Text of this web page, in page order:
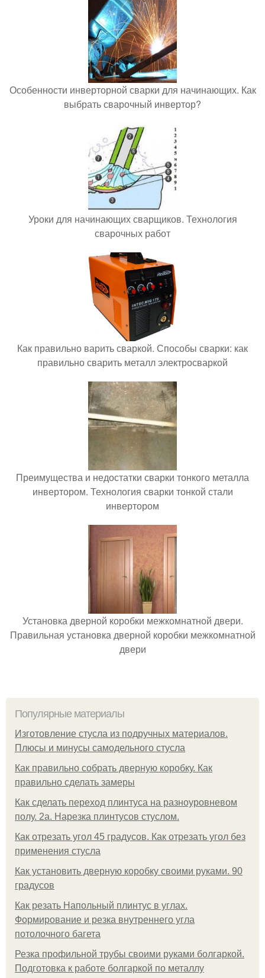
Особенности инверторной сварки для начинающих. Как
выбрать сварочный инвертор?
Уроки для начинающих сварщиков. Технология
сварочных работ
Как правильно варить сваркой. Способы сварки: как
правильно сварить металл электросваркой
Преимущества и недостатки сварки тонкого металла
инвертором. Технология сварки тонкой стали
инвертором
Установка дверной коробки межкомнатной двери.
Правильная установка дверной коробки межкомнатной
двери
Популярные материалы
Изготовление стусла из подручных материалов.
Плюсы и минусы самодельного стусла
Как правильно собрать дверную коробку. Как
правильно сделать замеры
Как сделать переход плинтуса на разноуровневом
полу. 2а. Нарезка плинтусов стуслом.
Как отрезать угол 45 градусов. Как отрезать угол без
применения стусла
Как установить дверную коробку своими руками. 90
градусов
Как резать Напольный плинтус в углах.
Формирование и резка внутреннего угла
потолочного багета
Резка профильной трубы своими руками болгаркой.
Подготовка к работе болгаркой по металлу